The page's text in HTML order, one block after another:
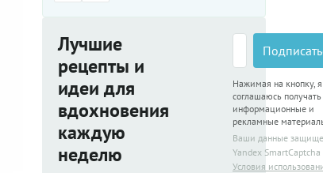
Лучшие
рецепты и
идеи для
вдохновения
каждую
неделю
Нажимая на кнопку, я
соглашаюсь получать
информационные и
рекламные
Ваши данные
Yandex SmartCaptcha
Условия